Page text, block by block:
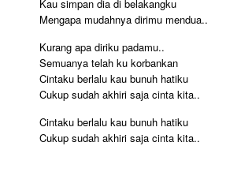
Kau simpan dia di belakangku
Mengapa mudahnya dirimu mendua..
Kurang apa diriku padamu..
Semuanya telah ku korbankan
Cintaku berlalu kau bunuh hatiku
Cukup sudah akhiri saja cinta kita..
Cintaku berlalu kau bunuh hatiku
Cukup sudah akhiri saja cinta kita..